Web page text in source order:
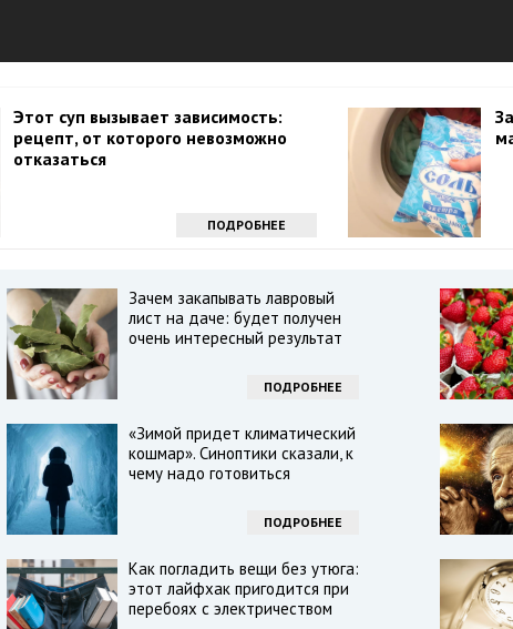
Этот суп вызывает зависимость:
рецепт, от которого невозможно
отказаться
ПОДРОБНЕЕ
Зачем закапывать лавровый
лист на даче: будет получен
очень интересный результат
ПОДРОБНЕЕ
«Зимой придет климатический
кошмар». Синоптики сказали, к
чему надо готовиться
ПОДРОБНЕЕ
Как погладить вещи без утюга:
этот лайфхак пригодится при
перебоях с электричеством